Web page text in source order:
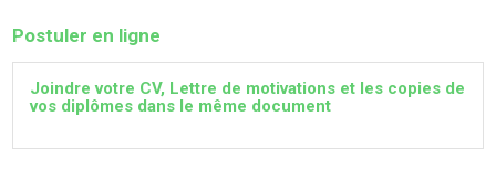
Postuler en ligne
Joindre votre CV, Lettre de motivations et les copies de
vos diplômes dans le même document